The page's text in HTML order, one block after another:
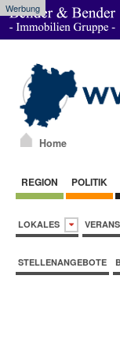
Werbung
Home
REGION POLITIK
LOKALES
STELLENANGEBOTE